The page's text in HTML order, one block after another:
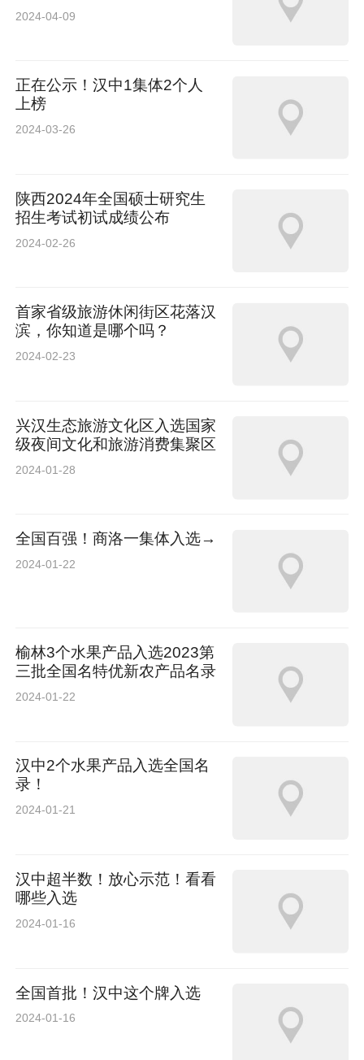
2024-04-09
正在公示！汉中1集体2个人
上榜
2024-03-26
陕西2024年全国硕士研究生
招生考试初试成绩公布
2024-02-26
首家省级旅游休闲街区花落汉
滨，你知道是哪个吗？
2024-02-23
兴汉生态旅游文化区入选国家
级夜间文化和旅游消费集聚区
2024-01-28
全国百强！商洛一集体入选→
2024-01-22
榆林3个水果产品入选2023第
三批全国名特优新农产品名录
2024-01-22
汉中2个水果产品入选全国名
录！
2024-01-21
汉中超半数！放心示范！看看
哪些入选
2024-01-16
全国首批！汉中这个牌入选
2024-01-16